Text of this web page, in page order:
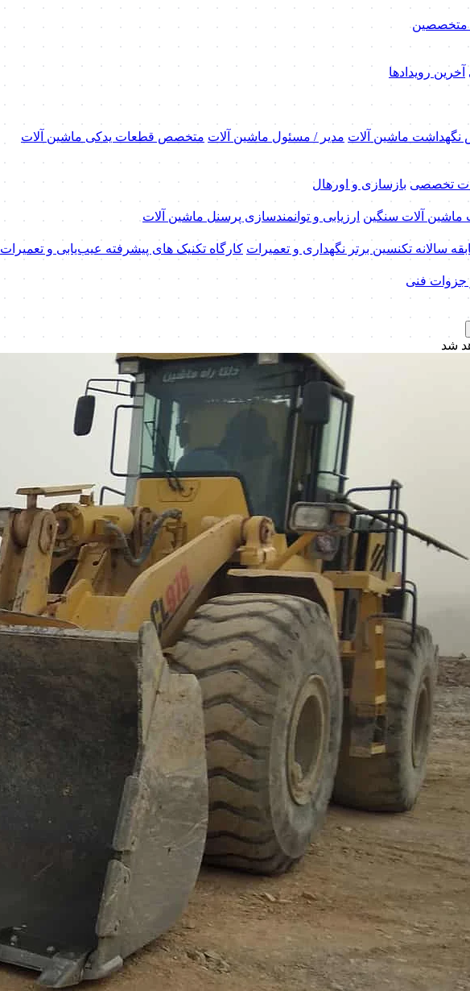
متخصصین
آخرین رویدادها
ماشین آلات مدیر / مسئول ماشین آلات متخصص قطعات یدکی ماشین آلات
تخصصی بازسازی و اورهال
ماشین آلات سنگین ارزیابی و توانمندسازی پرسنل ماشین آلات
سالانه تکنسین برتر نگهداری و تعمیرات کارگاه تکنیک‌ های پیشرفته عیب‌یابی و تعمیرات
جزوات فنی
شد